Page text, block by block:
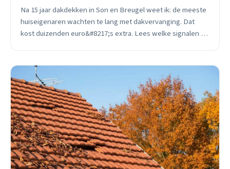
Na 15 jaar dakdekken in Son en Breugel weet ik: de meeste
huiseigenaren wachten te lang met dakvervanging. Dat
kost duizenden euro&#8217;s extra. Lees welke signalen je